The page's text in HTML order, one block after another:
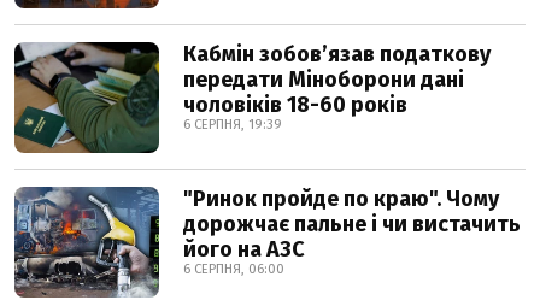
Кабмін зобовʼязав податкову
передати Міноборони дані
чоловіків 18-60 років
6 СЕРПНЯ, 19:39
"Ринок пройде по краю". Чому
дорожчає пальне і чи вистачить
його на АЗС
6 СЕРПНЯ, 06:00